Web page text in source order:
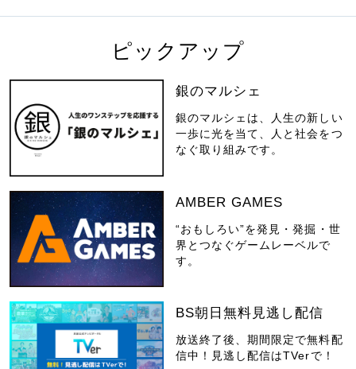
ピックアップ
銀のマルシェ
銀のマルシェは、人生の新しい
一歩に光を当て、人と社会をつ
なぐ取り組みです。
AMBER GAMES
“おもしろい”を発見・発掘・世
界とつなぐゲームレーベルで
す。
BS朝日無料見逃し配信
放送終了後、期間限定で無料配
信中！見逃し配信はTVerで！